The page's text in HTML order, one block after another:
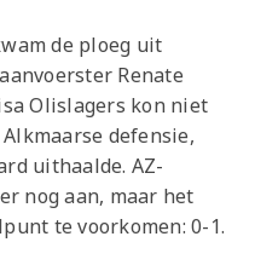
de ploeg uit
Renate
Olislagers kon niet
defensie,
uithaalde. AZ-
nog aan, maar het
te voorkomen: 0-1.